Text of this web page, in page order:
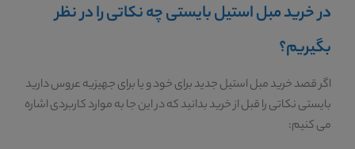
در خرید مبل استیل بایستی چه نکاتی را در نظر
بگیریم؟
اگر قصد خرید مبل استیل جدید برای خود و یا برای جهیزیه عروس دارید
بایستی نکاتی را قبل از خرید بدانید که در این جا به موارد کاربردی اشاره
می کنیم: